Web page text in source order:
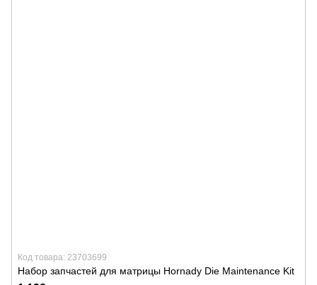
Код товара: 23703699
Набор запчастей для матрицы Hornady Die Maintenance Kit